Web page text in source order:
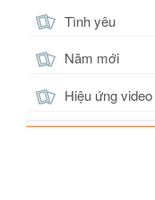
Tình yêu
Năm mới
Hiệu ứng video